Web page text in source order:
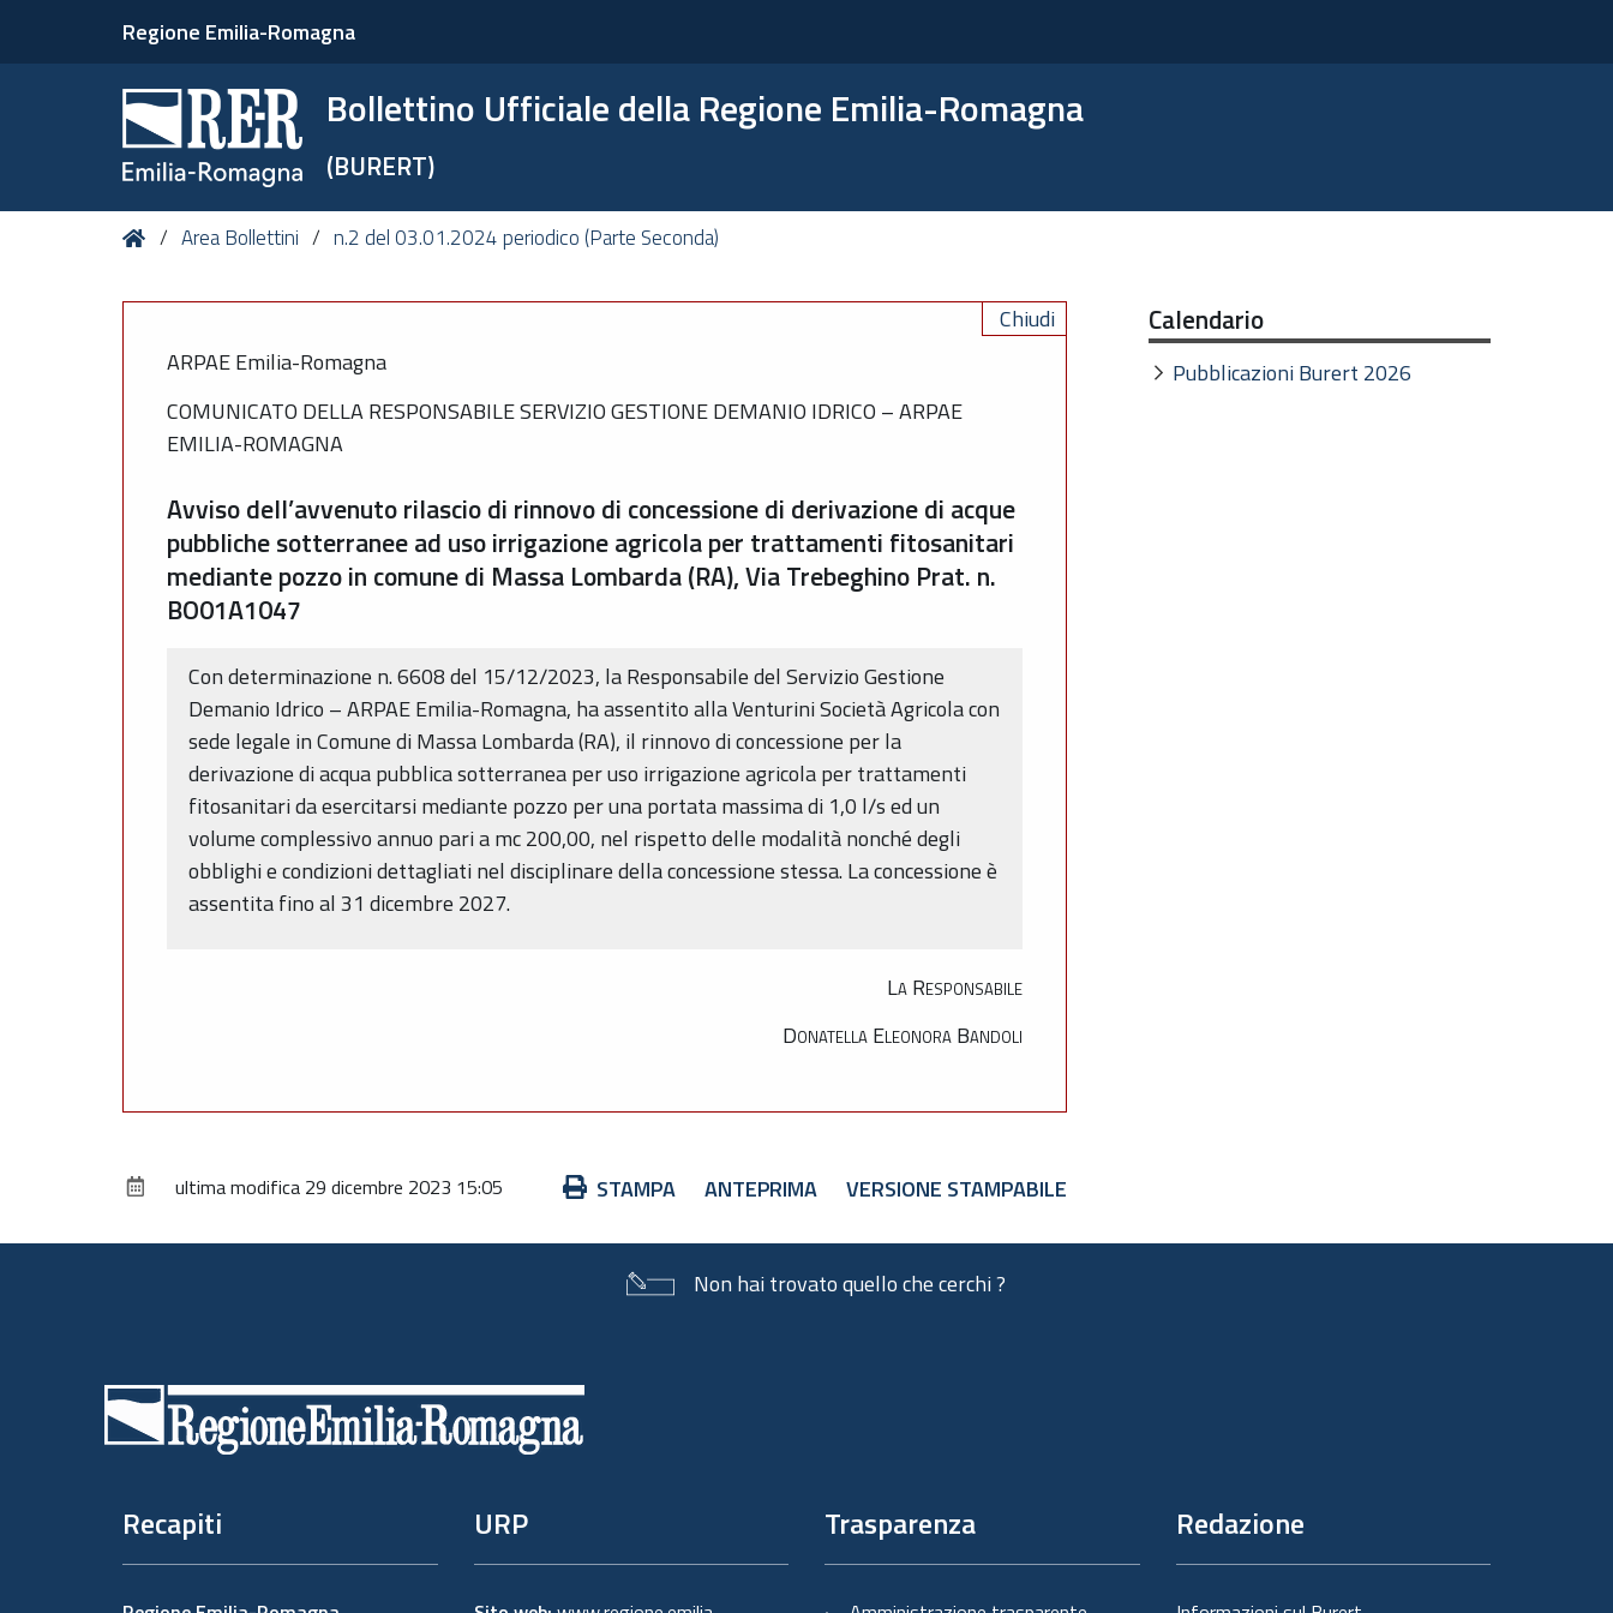
Regione Emilia-Romagna
Bollettino Ufficiale della Regione Emilia-Romagna
(BURERT)
Tu HomeArea Bollettini n.2 del 03.01.2024 periodico (Parte Seconda)
Chiudi
ARPAE Emilia-Romagna
COMUNICATO DELLA RESPONSABILE SERVIZIO GESTIONE DEMANIO IDRICO – ARPAE
EMILIA-ROMAGNA
Avviso dell’avvenuto rilascio di rinnovo di concessione di derivazione di acque
pubbliche sotterranee ad uso irrigazione agricola per trattamenti fitosanitari
mediante pozzo in comune di Massa Lombarda (RA), Via Trebeghino Prat. n.
BO01A1047
Con determinazione n. 6608 del 15/12/2023, la Responsabile del Servizio Gestione
Demanio Idrico – ARPAE Emilia-Romagna, ha assentito alla Venturini Società Agricola con
sede legale in Comune di Massa Lombarda (RA), il rinnovo di concessione per la
derivazione di acqua pubblica sotterranea per uso irrigazione agricola per trattamenti
fitosanitari da esercitarsi mediante pozzo per una portata massima di 1,0 l/s ed un
volume complessivo annuo pari a mc 200,00, nel rispetto delle modalità nonché degli
obblighi e condizioni dettagliati nel disciplinare della concessione stessa. La concessione è
assentita fino al 31 dicembre 2027.
La Responsabile
Donatella Eleonora Bandoli
Azioni
documento
STAMPA ANTEPRIMA VERSIONE STAMPABILE
ultima modifica 29 dicembre 2023 15:05
Calendario
Pubblicazioni Burert 2026
Non hai trovato quello che cerchi ?
Recapiti URP Trasparenza Redazione